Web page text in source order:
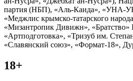
партия (НБП), «Аль-Каида», «УНА-
«Меджлис крымско-татарского
«Мизантропик Дивижн», «Братство»
«Артподготовка», «Тризуб им.
«Славянский союз», «Формат-18»,
18+